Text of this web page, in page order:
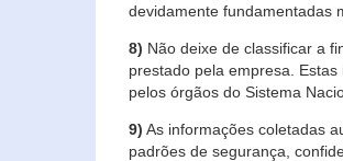
devidamente fundamentadas
8) Não deixe de classificar a
prestado pela empresa.
pelos órgãos do Sistema
9) As informações coletadas
padrões de segurança,